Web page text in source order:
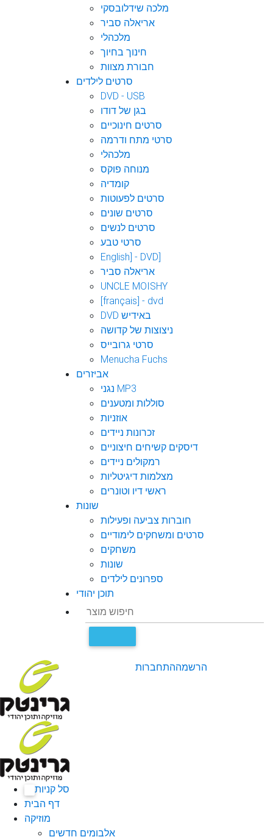
מלכה שידלובסקי
אריאלה סביר
מלכהלי
חינוך בחיוך
חבורת מצוות
סרטים לילדים
DVD - USB
בגן של דודו
סרטים חינוכיים
סרטי מתח ודרמה
מלכהלי
מנוחה פוקס
קומדיה
סרטים לפעוטות
סרטים שונים
סרטים לנשים
סרטי טבע
English] - DVD]
אריאלה סביר
UNCLE MOISHY
[français] - dvd
DVD באידיש
ניצוצות של קדושה
סרטי גרובייס
Menucha Fuchs
אביזרים
נגני MP3
סוללות ומטענים
אוזניות
זכרונות ניידים
דיסקים קשיחים חיצוניים
רמקולים ניידים
מצלמות דיגיטליות
ראשי דיו וטונרים
שונות
חוברות צביעה ופעילות
סרטים ומשחקים לימודיים
משחקים
שונות
ספרונים לילדים
תוכן יהודי
התחברותהרשמה
סל קניות
דף הבית
מוזיקה
אלבומים חדשים